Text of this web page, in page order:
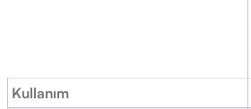
Kullanım